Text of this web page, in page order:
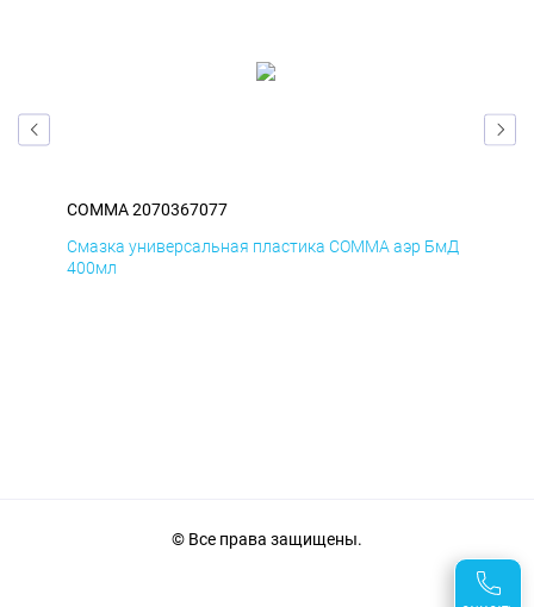
COMMA 2070367077
Смазка универсальная пластика COMMA аэр БмД
400мл
© Все права защищены.